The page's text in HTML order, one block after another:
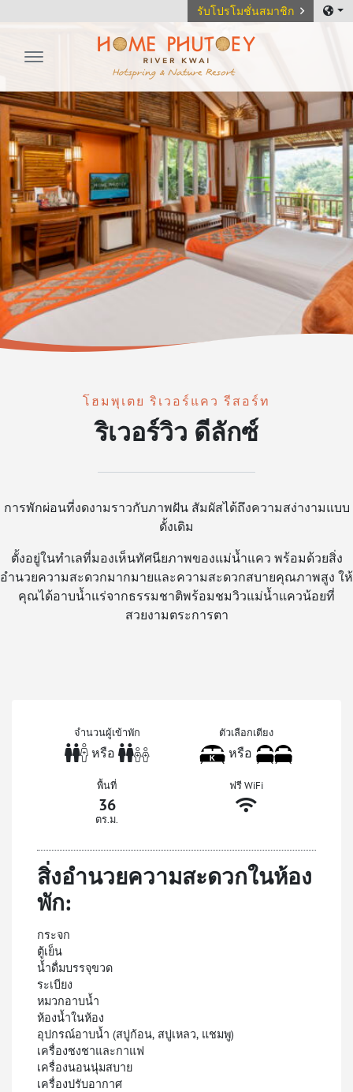
รับโปรโมชั่นสมาชิก
Home Phutoey River Kwai
โฮมพุเตย ริเวอร์แคว รีสอร์ท
ริเวอร์วิว ดีลักซ์
การพักผ่อนที่งดงามราวกับภาพฝัน สัมผัสได้ถึงความสง่างามแบบ
ดั้งเดิม
ตั้งอยู่ในทำเลที่มองเห็นทัศนียภาพของแม่น้ำแคว พร้อมด้วยสิ่ง
อำนวยความสะดวกมากมายและความสะดวกสบายคุณภาพสูง ให้
คุณได้อาบน้ำแร่จากธรรมชาติพร้อมชมวิวแม่น้ำแควน้อยที่
สวยงามตระการตา
จำนวนผู้เข้าพัก
หรือ
ตัวเลือกเตียง
หรือ
พื้นที่
36
ตร.ม.
ฟรี WiFi
สิ่งอำนวยความสะดวกในห้อง
พัก:
กระจก
ตู้เย็น
น้ำดื่มบรรจุขวด
ระเบียง
หมวกอาบน้ำ
ห้องน้ำในห้อง
อุปกรณ์อาบน้ำ (สบู่ก้อน, สบู่เหลว, แชมพู)
เครื่องชงชาและกาแฟ
เครื่องนอนนุ่มสบาย
เครื่องปรับอากาศ